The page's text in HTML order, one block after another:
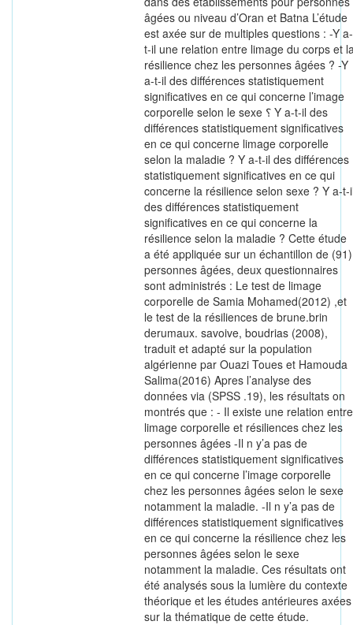
âgées ou niveau d’Oran et Batna L’étude
est axée sur de multiples questions : -Y a-
t-il une relation entre limage du corps et
résilience chez les personnes âgées ? -Y
a-t-il des différences statistiquement
significatives en ce qui concerne l’image
corporelle selon le sexe ؟ Y a-t-il des
différences statistiquement significatives
en ce qui concerne limage corporelle
selon la maladie ? Y a-t-il des différences
statistiquement significatives en ce qui
concerne la résilience selon sexe ? Y a-t-
des différences statistiquement
significatives en ce qui concerne la
résilience selon la maladie ? Cette étude
a été appliquée sur un échantillon de (91)
personnes âgées, deux questionnaires
sont administrés : Le test de limage
corporelle de Samia Mohamed(2012) ,et
le test de la résiliences de brune.brin
derumaux. savoive, boudrias (2008),
traduit et adapté sur la population
algérienne par Ouazi Toues et Hamouda
Salima(2016) Apres l’analyse des
données via (SPSS .19), les résultats on
montrés que : - Il existe une relation entre
limage corporelle et résiliences chez les
personnes âgées -Il n y’a pas de
différences statistiquement significatives
en ce qui concerne l’image corporelle
chez les personnes âgées selon le sexe
notamment la maladie. -Il n y’a pas de
différences statistiquement significatives
en ce qui concerne la résilience chez les
personnes âgées selon le sexe
notamment la maladie. Ces résultats ont
été analysés sous la lumière du contexte
théorique et les études antérieures axées
sur la thématique de cette étude.